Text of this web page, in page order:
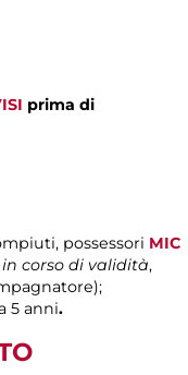
prima di
possessori MIC
in corso di validità,
5 anni.